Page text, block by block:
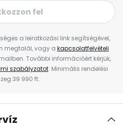
fel
a leiratkozási link segítségével,
megtalál, vagy a kapcsolatfelvételi
További információért kérjük,
szabályzatot. Minimális rendelési
39 990 ft.